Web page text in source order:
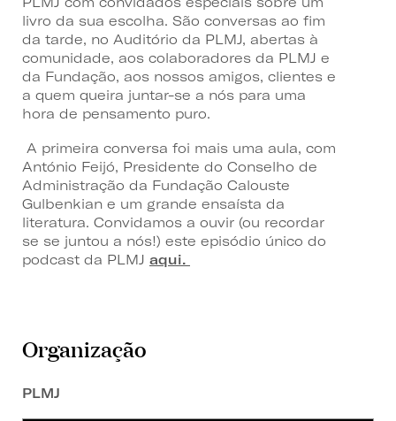
livro da sua escolha. São conversas ao fim
da tarde, no Auditório da PLMJ, abertas à
comunidade, aos colaboradores da PLMJ e
da Fundação, aos nossos amigos, clientes e
a quem queira juntar-se a nós para uma
hora de pensamento puro.
A primeira conversa foi mais uma aula, com
António Feijó, Presidente do Conselho de
Administração da Fundação Calouste
Gulbenkian e um grande ensaísta da
literatura. Convidamos a ouvir (ou recordar
se se juntou a nós!) este episódio único do
podcast da PLMJ aqui.
Organização
PLMJ